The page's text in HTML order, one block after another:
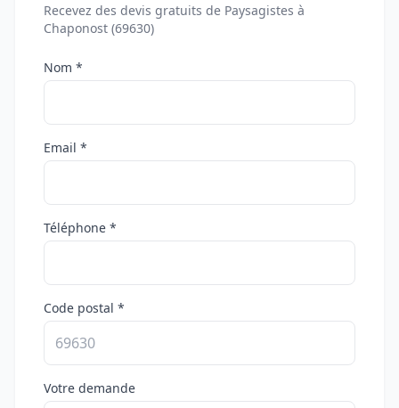
Recevez des devis gratuits de Paysagistes à
Chaponost (69630)
Nom *
Email *
Téléphone *
Code postal *
Votre demande